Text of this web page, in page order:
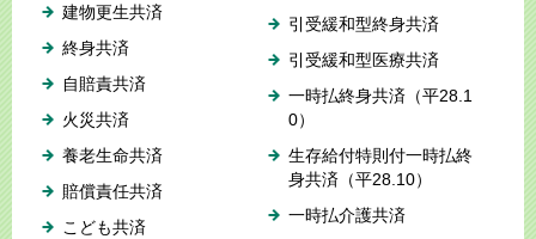
建物更生共済
終身共済
自賠責共済
火災共済
養老生命共済
賠償責任共済
こども共済
引受緩和型終身共済
引受緩和型医療共済
一時払終身共済（平28.1
0）
生存給付特則付一時払終
身共済（平28.10）
一時払介護共済